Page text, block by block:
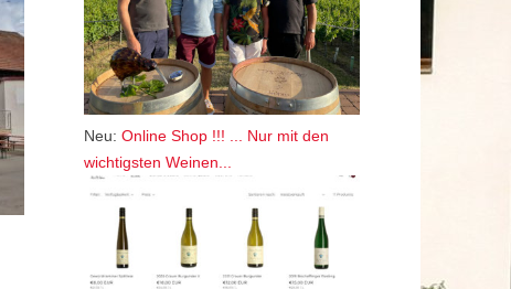
Neu: Online Shop !!! ... Nur mit den
wichtigsten Weinen...